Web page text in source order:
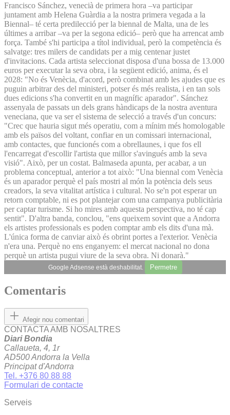
Francisco Sánchez, venecià de primera hora –va participar
juntament amb Helena Guàrdia a la nostra primera vegada a la
Biennal– té certa predilecció per la biennal de Malta, una de les
últimes a arribar –va per la segona edició– però que ha arrencat amb
força. També s'hi participa a títol individual, però la competència és
salvatge: tres milers de candidats per a mig centenar justet
d'invitacions. Cada artista seleccionat disposa d'una bossa de 13.000
euros per executar la seva obra, i la següent edició, anima, és el
2028: "No és Venècia, d'acord, però combinat amb les ajudes que es
puguin arbitrar des del ministeri, potser és més realista, i en tan sols
dues edicions s'ha convertit en un magnífic aparador". Sánchez
assenyala de passats un dels grans hàndicaps de la nostra aventura
veneciana, que va ser el sistema de selecció a través d'un concurs:
"Crec que hauria sigut més operatiu, com a mínim més homologable
amb els països del voltant, confiar en un comissari internacional,
amb contactes, que funcionés com a obrellaunes, i que fos ell
l'encarregat d'escollir l'artista que millor s'avingués amb la seva
visió". Això, per un costat. Balmaseda apunta, per acabar, a un
problema conceptual, anterior a tot això: "Una biennal com Venècia
és un aparador perquè el país mostri al món la potència dels seus
creadors, la seva vitalitat artística i cultural. No se'n pot esperar un
retorn comptable, ni es pot plantejar com una campanya publicitària
per captar turisme. Si ho mires amb aquesta perspectiva, no té cap
sentit". D'altra banda, conclou, "ens queixem sovint que a Andorra
els artistes professionals es poden comptar amb els dits d'una mà.
L'única forma de canviar això és obrint portes a l'exterior. Venècia
n'era una. Perquè no ens enganyem: el mercat nacional no dona
perquè un artista pugui viure de la seva obra. Ni donarà."
Google Adsense està deshabilitat. Permetre
Comentaris
Afegir nou comentari
CONTACTA AMB NOSALTRES
Diari Bondia
Callaueta, 4, 1r
AD500 Andorra la Vella
Principat d'Andorra
Tel. +376 80 88 88
Formulari de contacte
Serveis